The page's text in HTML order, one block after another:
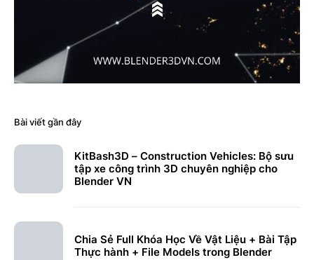
Bài viết gần đây
KitBash3D – Construction Vehicles: Bộ sưu
tập xe công trình 3D chuyên nghiệp cho
Blender VN
Chia Sẻ Full Khóa Học Về Vật Liệu + Bài Tập
Thực hành + File Models trong Blender